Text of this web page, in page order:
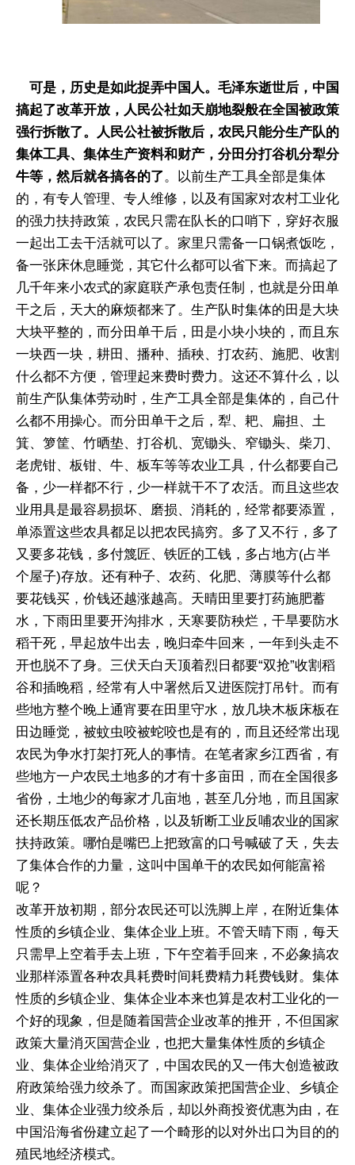
可是，历史是如此捉弄中国人。毛泽东逝世后，中国
搞起了改革开放，人民公社如天崩地裂般在全国被政策
强行拆散了。人民公社被拆散后，农民只能分生产队的
集体工具、集体生产资料和财产，分田分打谷机分犁分
牛等，然后就各搞各的了。以前生产工具全部是集体
的，有专人管理、专人维修，以及有国家对农村工业化
的强力扶持政策，农民只需在队长的口哨下，穿好衣服
一起出工去干活就可以了。家里只需备一口锅煮饭吃，
备一张床休息睡觉，其它什么都可以省下来。而搞起了
几千年来小农式的家庭联产承包责任制，也就是分田单
干之后，天大的麻烦都来了。生产队时集体的田是大块
大块平整的，而分田单干后，田是小块小块的，而且东
一块西一块，耕田、播种、插秧、打农药、施肥、收割
什么都不方便，管理起来费时费力。这还不算什么，以
前生产队集体劳动时，生产工具全部是集体的，自己什
么都不用操心。而分田单干之后，犁、耙、扁担、土
箕、箩筐、竹晒垫、打谷机、宽锄头、窄锄头、柴刀、
老虎钳、板钳、牛、板车等等农业工具，什么都要自己
备，少一样都不行，少一样就干不了农活。而且这些农
业用具是最容易损坏、磨损、消耗的，经常都要添置，
单添置这些农具都足以把农民搞穷。多了又不行，多了
又要多花钱，多付篾匠、铁匠的工钱，多占地方(占半
个屋子)存放。还有种子、农药、化肥、薄膜等什么都
要花钱买，价钱还越涨越高。天晴田里要打药施肥蓄
水，下雨田里要开沟排水，天寒要防秧烂，干旱要防水
稻干死，早起放牛出去，晚归牵牛回来，一年到头走不
开也脱不了身。三伏天白天顶着烈日都要“双抢”收割稻
谷和插晚稻，经常有人中署然后又进医院打吊针。而有
些地方整个晚上通宵要在田里守水，放几块木板床板在
田边睡觉，被蚊虫咬被蛇咬也是有的，而且还经常出现
农民为争水打架打死人的事情。在笔者家乡江西省，有
些地方一户农民土地多的才有十多亩田，而在全国很多
省份，土地少的每家才几亩地，甚至几分地，而且国家
还长期压低农产品价格，以及斩断工业反哺农业的国家
扶持政策。哪怕是嘴巴上把致富的口号喊破了天，失去
了集体合作的力量，这叫中国单干的农民如何能富裕
呢？
改革开放初期，部分农民还可以洗脚上岸，在附近集体
性质的乡镇企业、集体企业上班。不管天晴下雨，每天
只需早上空着手去上班，下午空着手回来，不必象搞农
业那样添置各种农具耗费时间耗费精力耗费钱财。集体
性质的乡镇企业、集体企业本来也算是农村工业化的一
个好的现象，但是随着国营企业改革的推开，不但国家
政策大量消灭国营企业，也把大量集体性质的乡镇企
业、集体企业给消灭了，中国农民的又一伟大创造被政
府政策给强力绞杀了。而国家政策把国营企业、乡镇企
业、集体企业强力绞杀后，却以外商投资优惠为由，在
中国沿海省份建立起了一个畸形的以对外出口为目的的
殖民地经济模式。